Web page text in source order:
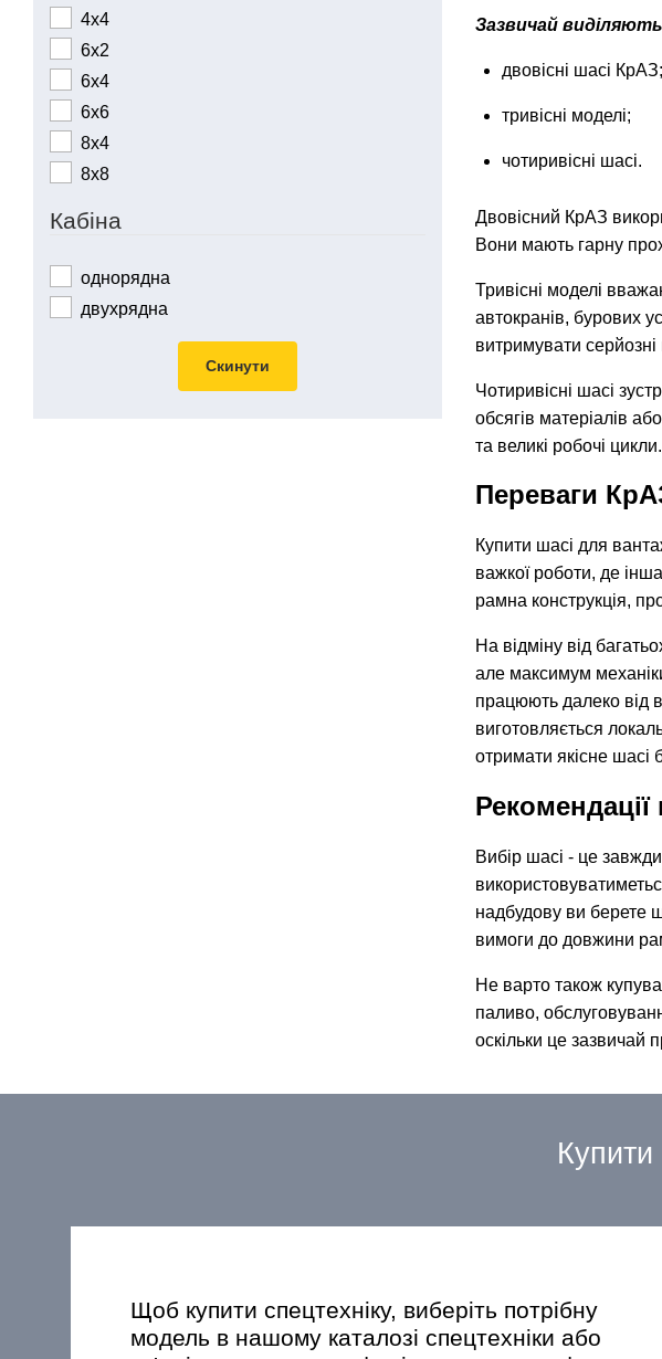
Зазвичай
двовісні шасі КрАЗ;
тривісні моделі;
чотиривісні шасі.
Двовісний КрАЗ
Вони мають гарну
Тривісні моделі
автокранів, бурових
витримувати
Чотиривісні шасі
обсягів матеріалів
та великі робочі цикли.
Переваги
Купити шасі для
важкої роботи, де
рамна конструкція,
На відміну від
але максимум
працюють далеко від
виготовляється
отримати якісне шасі
Вибір шасі - це
надбудову ви берете
вимоги до довжини
Не варто також
паливо,
оскільки це зазвичай
4х4
6х2
6х4
6х6
8х4
8х8
Кабіна
однорядна
двухрядна
Скинути
Купити
Щоб купити спецтехніку, виберіть потрібну
модель в нашому каталозі спецтехніки або